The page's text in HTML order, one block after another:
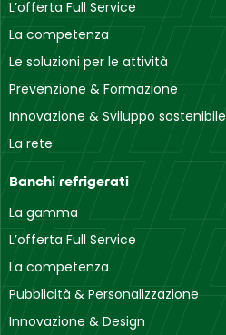
L’offerta Full Service
La competenza
Le soluzioni per le attività
Prevenzione & Formazione
Innovazione & Sviluppo sostenibile
La rete
Banchi refrigerati
La gamma
L’offerta Full Service
La competenza
Pubblicità & Personalizzazione
Innovazione & Design